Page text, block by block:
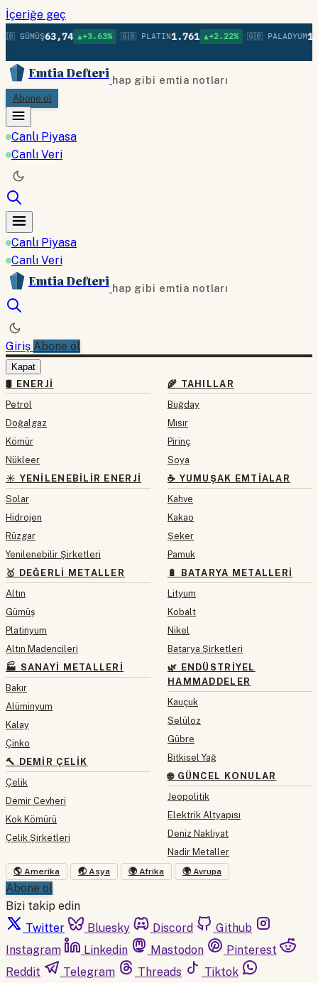
İçeriğe geç
GÜMÜŞ63,74 ▲+3.63% • 🇬🇧 PLATIN1.761 ▲+2.22% • 🇬🇧 PALADYUM
Emtia Defteri hap gibi emtia notları
Abone ol
Canlı Piyasa
Canlı Veri
Canlı Piyasa
Canlı Veri
Emtia Defteri hap gibi emtia notları
Giriş Abone ol
Kapat
🛢 ENERJI
Petrol
Doğalgaz
Kömür
Nükleer
☀️ YENILENEBILIR ENERJI
Solar
Hidrojen
Rüzgar
Yenilenebilir Şirketleri
🥇 DEĞERLI METALLER
Altın
Gümüş
Platinyum
Altın Madencileri
🏭 SANAYI METALLERI
Bakır
Alüminyum
Kalay
Çinko
🔨 DEMIR ÇELIK
Çelik
Demir Cevheri
Kok Kömürü
Çelik Şirketleri
🌾 TAHILLAR
Buğday
Mısır
Pirinç
Soya
☕ YUMUŞAK EMTIALAR
Kahve
Kakao
Şeker
Pamuk
🔋 BATARYA METALLERI
Lityum
Kobalt
Nikel
Batarya Şirketleri
🌿 ENDÜSTRIYEL
HAMMADDELER
Kauçuk
Selüloz
Gübre
Bitkisel Yağ
🌐 GÜNCEL KONULAR
Jeopolitik
Elektrik Altyapısı
Deniz Nakliyat
Nadir Metaller
🌎 Amerika 🌏 Asya 🌍 Afrika 🌍 Avrupa
Abone ol
Bizi takip edin
Twitter
Bluesky Discord
Github
Instagram
Linkedin Mastodon
Pinterest
Reddit
Telegram Threads
Tiktok